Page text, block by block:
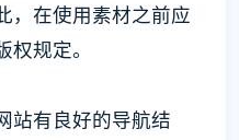
，在使用素材之前应
规定。
站有良好的导航结